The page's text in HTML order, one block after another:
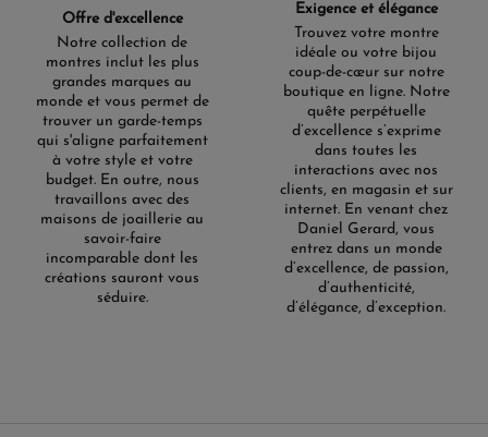
Offre d'excellence
Notre collection de
montres inclut les plus
grandes marques au
monde et vous permet de
trouver un garde-temps
qui s'aligne parfaitement
à votre style et votre
budget. En outre, nous
travaillons avec des
maisons de joaillerie au
savoir-faire
incomparable dont les
créations sauront vous
séduire.
Exigence et élégance
Trouvez votre montre
idéale ou votre bijou
coup-de-cœur sur notre
boutique en ligne. Notre
quête perpétuelle
d’excellence s’exprime
dans toutes les
interactions avec nos
clients, en magasin et sur
internet. En venant chez
Daniel Gerard, vous
entrez dans un monde
d’excellence, de passion,
d’authenticité,
d’élégance, d’exception.